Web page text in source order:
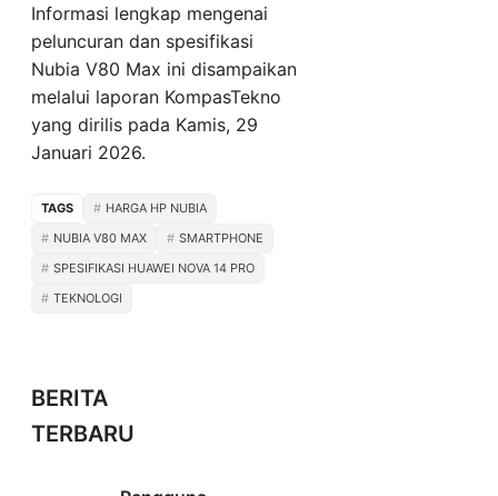
Informasi lengkap mengenai
peluncuran dan spesifikasi
Nubia V80 Max ini disampaikan
melalui laporan KompasTekno
yang dirilis pada Kamis, 29
Januari 2026.
TAGS
HARGA HP NUBIA
NUBIA V80 MAX
SMARTPHONE
SPESIFIKASI HUAWEI NOVA 14 PRO
TEKNOLOGI
BERITA
TERBARU